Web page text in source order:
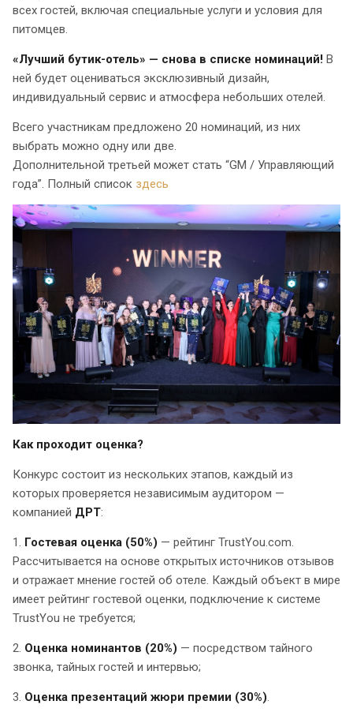
всех гостей, включая специальные услуги и условия для
питомцев.
«Лучший бутик-отель» — снова в списке номинаций! В
ней будет оцениваться эксклюзивный дизайн,
индивидуальный сервис и атмосфера небольших отелей.
Всего участникам предложено 20 номинаций, из них
выбрать можно одну или две.
Дополнительной третьей может стать “GM / Управляющий
года”. Полный список здесь
Как проходит оценка?
Конкурс состоит из нескольких этапов, каждый из
которых проверяется независимым аудитором —
компанией ДРТ:
1. Гостевая оценка (50%) — рейтинг TrustYou.com.
Рассчитывается на основе открытых источников отзывов
и отражает мнение гостей об отеле. Каждый объект в мире
имеет рейтинг гостевой оценки, подключение к системе
TrustYou не требуется;
2. Оценка номинантов (20%) — посредством тайного
звонка, тайных гостей и интервью;
3. Оценка презентаций жюри премии (30%)